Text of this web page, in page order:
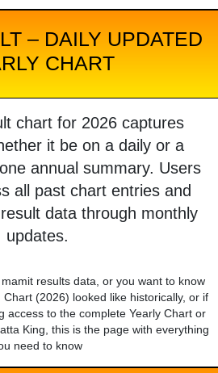
– DAILY UPDATED
CHART
chart for 2026 captures
it be on a daily or a
annual summary. Users
all past chart entries and
data through monthly
updates.
results data, or you want to know
(2026) looked like historically, or if
access to the complete Yearly Chart or
King, this is the page with everything
need to know